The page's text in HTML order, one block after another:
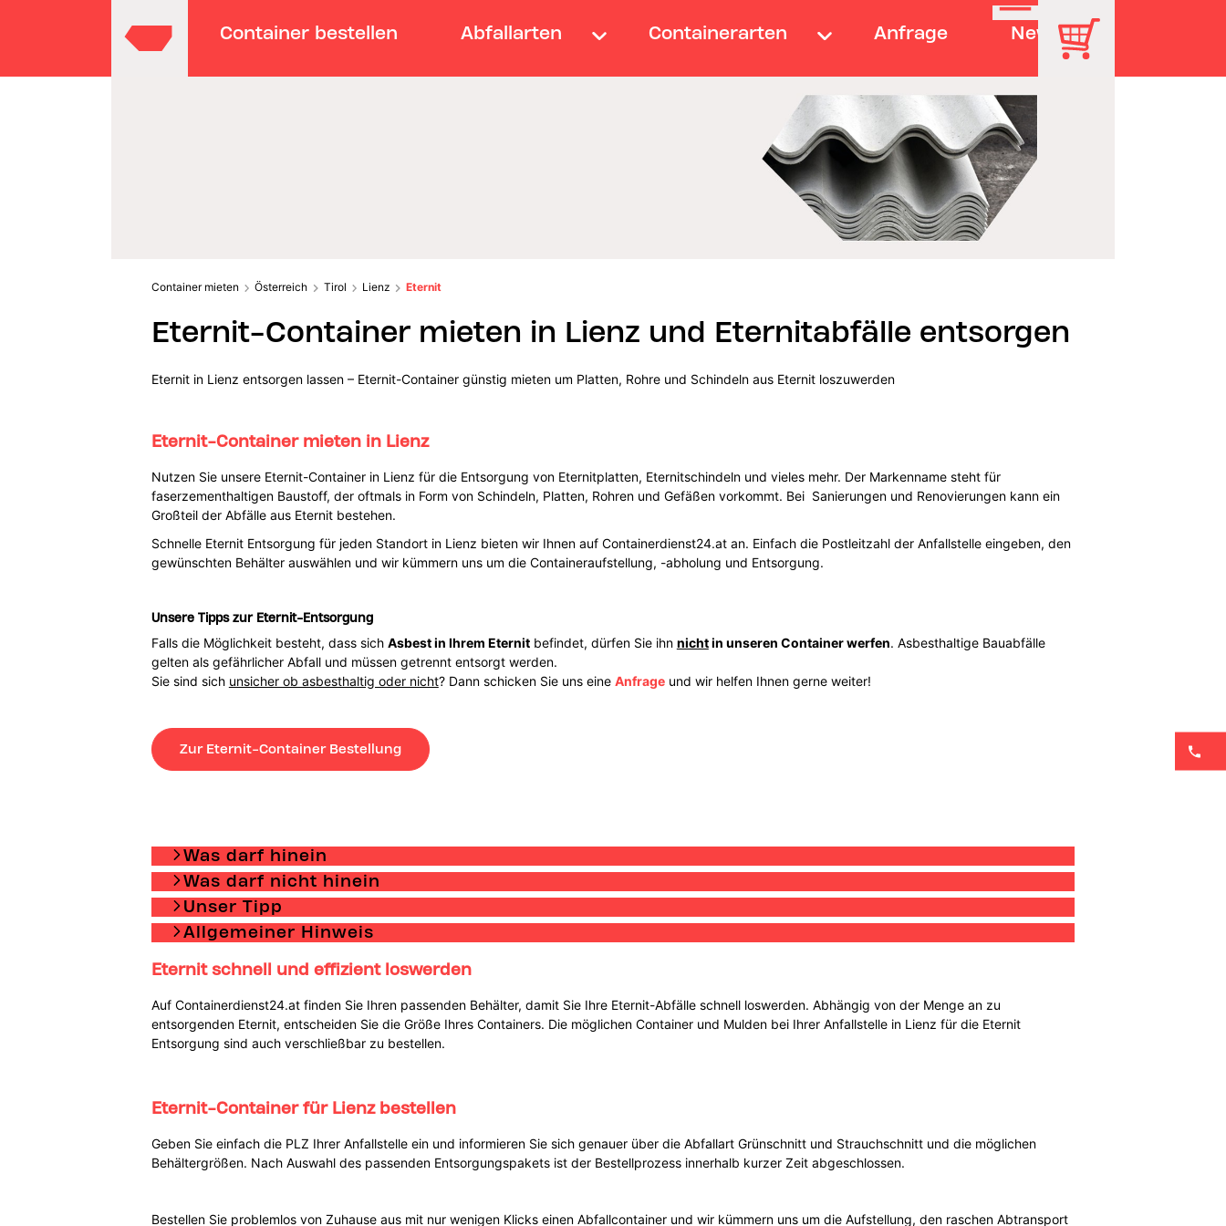
Container bestellen Abfallarten Containerarten Anfrage News
Container mieten Österreich Tirol Lienz Eternit
Eternit-Container mieten in Lienz und Eternitabfälle entsorgen
Eternit in Lienz entsorgen lassen – Eternit-Container günstig mieten um Platten, Rohre und Schindeln aus Eternit loszuwerden
Eternit-Container mieten in Lienz
Nutzen Sie unsere Eternit-Container in Lienz für die Entsorgung von Eternitplatten, Eternitschindeln und vieles mehr. Der Markenname steht für
faserzementhaltigen Baustoff, der oftmals in Form von Schindeln, Platten, Rohren und Gefäßen vorkommt. Bei Sanierungen und Renovierungen kann ein
Großteil der Abfälle aus Eternit bestehen.
Schnelle Eternit Entsorgung für jeden Standort in Lienz bieten wir Ihnen auf Containerdienst24.at an. Einfach die Postleitzahl der Anfallstelle eingeben, den
gewünschten Behälter auswählen und wir kümmern uns um die Containeraufstellung, -abholung und Entsorgung.
Unsere Tipps zur Eternit-Entsorgung
Falls die Möglichkeit besteht, dass sich Asbest in Ihrem Eternitbefindet, dürfen Sie ihn nichtin unseren Container werfen. Asbesthaltige Bauabfälle
gelten als gefährlicher Abfall und müssen getrennt entsorgt werden.
Sie sind sich unsicher ob asbesthaltig oder nicht? Dann schicken Sie uns eine Anfrageund wir helfen Ihnen gerne weiter!
Zur Eternit-Container Bestellung
Was darf hinein
Was darf nicht hinein
Unser Tipp
Allgemeiner Hinweis
Eternit schnell und effizient loswerden
Auf Containerdienst24.at finden Sie Ihren passenden Behälter, damit Sie Ihre Eternit-Abfälle schnell loswerden. Abhängig von der Menge an zu
entsorgenden Eternit, entscheiden Sie die Größe Ihres Containers. Die möglichen Container und Mulden bei Ihrer Anfallstelle in Lienz für die Eternit
Entsorgung sind auch verschließbar zu bestellen.
Eternit-Container für Lienz bestellen
Geben Sie einfach die PLZ Ihrer Anfallstelle ein und informieren Sie sich genauer über die Abfallart Grünschnitt und Strauchschnitt und die möglichen
Behältergrößen. Nach Auswahl des passenden Entsorgungspakets ist der Bestellprozess innerhalb kurzer Zeit abgeschlossen.
Bestellen Sie problemlos von Zuhause aus mit nur wenigen Klicks einen Abfallcontainer und wir kümmern uns um die Aufstellung, den raschen Abtransport